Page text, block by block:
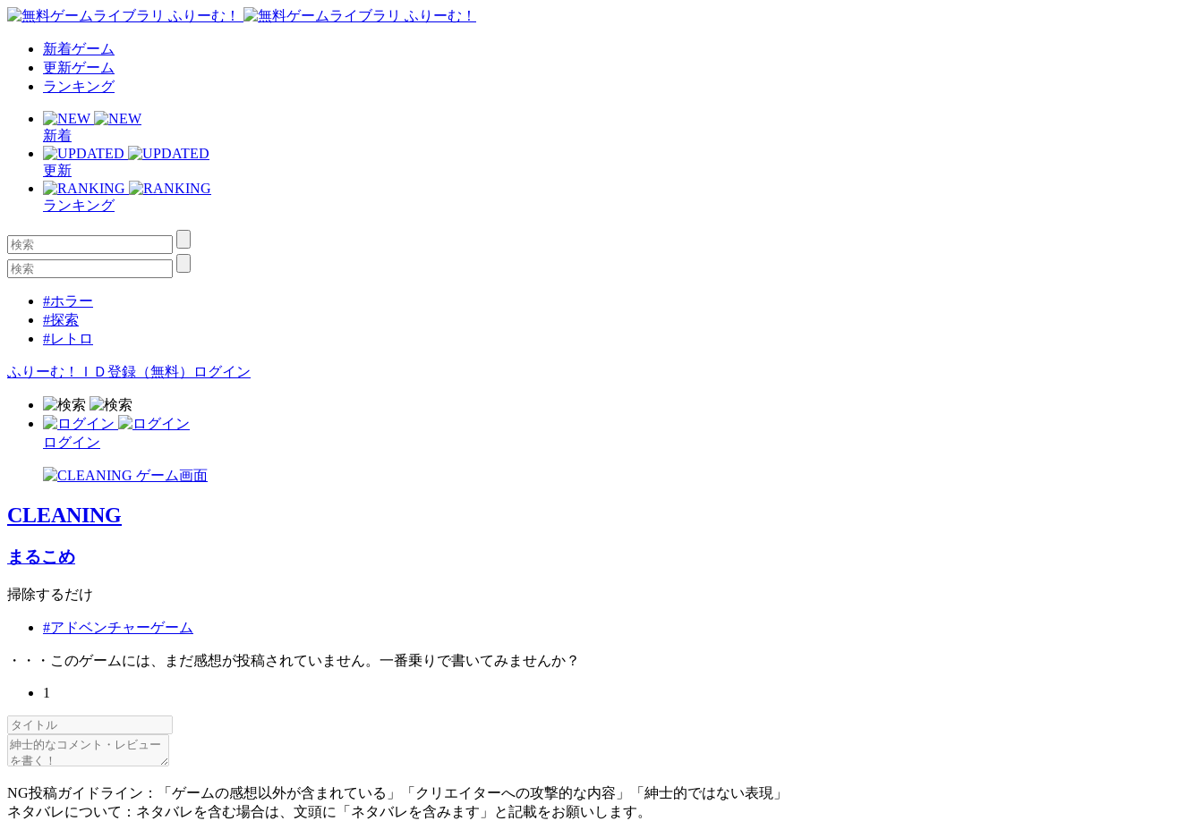
新着ゲーム
更新ゲーム
ランキング
新着
更新
ランキング
#ホラー
#探索
#レトロ
ふりーむ！ＩＤ登録（無料） ログイン
ログイン
CLEANING
まるこめ
掃除するだけ
#アドベンチャーゲーム
・・・このゲームには、まだ感想が投稿されていません。一番乗りで書いてみませんか？
1
NG投稿ガイドライン：「ゲームの感想以外が含まれている」「クリエイターへの攻撃的な内容」「紳士的ではない表現」
ネタバレについて：ネタバレを含む場合は、文頭に「ネタバレを含みます」と記載をお願いします。